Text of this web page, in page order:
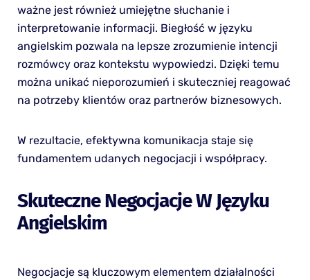
ważne jest również umiejętne słuchanie i
interpretowanie informacji. Biegłość w języku
angielskim pozwala na lepsze zrozumienie intencji
rozmówcy oraz kontekstu wypowiedzi. Dzięki temu
można unikać nieporozumień i skuteczniej reagować
na potrzeby klientów oraz partnerów biznesowych.
W rezultacie, efektywna komunikacja staje się
fundamentem udanych negocjacji i współpracy.
Skuteczne Negocjacje W Języku
Angielskim
Negocjacje są kluczowym elementem działalności